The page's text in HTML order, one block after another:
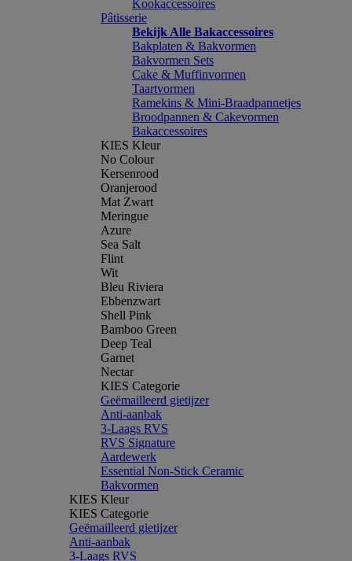
Kookaccessoires
Pâtisserie
Bekijk Alle Bakaccessoires
Bakplaten & Bakvormen
Bakvormen Sets
Cake & Muffinvormen
Taartvormen
Ramekins & Mini-Braadpannetjes
Broodpannen & Cakevormen
Bakaccessoires
KIES Kleur
No Colour
Kersenrood
Oranjerood
Mat Zwart
Meringue
Azure
Sea Salt
Flint
Wit
Bleu Riviera
Ebbenzwart
Shell Pink
Bamboo Green
Deep Teal
Garnet
Nectar
KIES Categorie
Geëmailleerd gietijzer
Anti-aanbak
3-Laags RVS
RVS Signature
Aardewerk
Essential Non-Stick Ceramic
Bakvormen
KIES Kleur
KIES Categorie
Geëmailleerd gietijzer
Anti-aanbak
3-Laags RVS